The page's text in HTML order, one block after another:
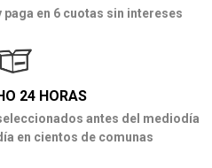
paga en 6 cuotas sin intereses
24 HORAS
antes del mediodía
en cientos de comunas